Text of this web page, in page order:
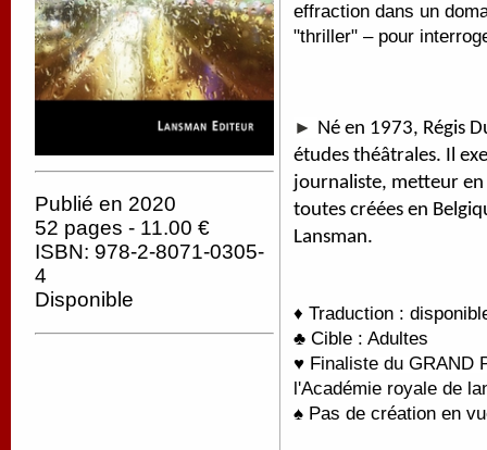
Publié en 2020
52 pages - 11.00 €
ISBN: 978-2-8071-0305-
4
Disponible
effraction dans un
"thriller" – pour
► Né en 1973, Régis
études théâtrales. Il
journaliste, metteur en
toutes créées en
Lansman.
♦ Traduction :
♣ Cible : Adultes
♥ Finaliste du GRAND
l'Académie royale de
♠ Pas de création en